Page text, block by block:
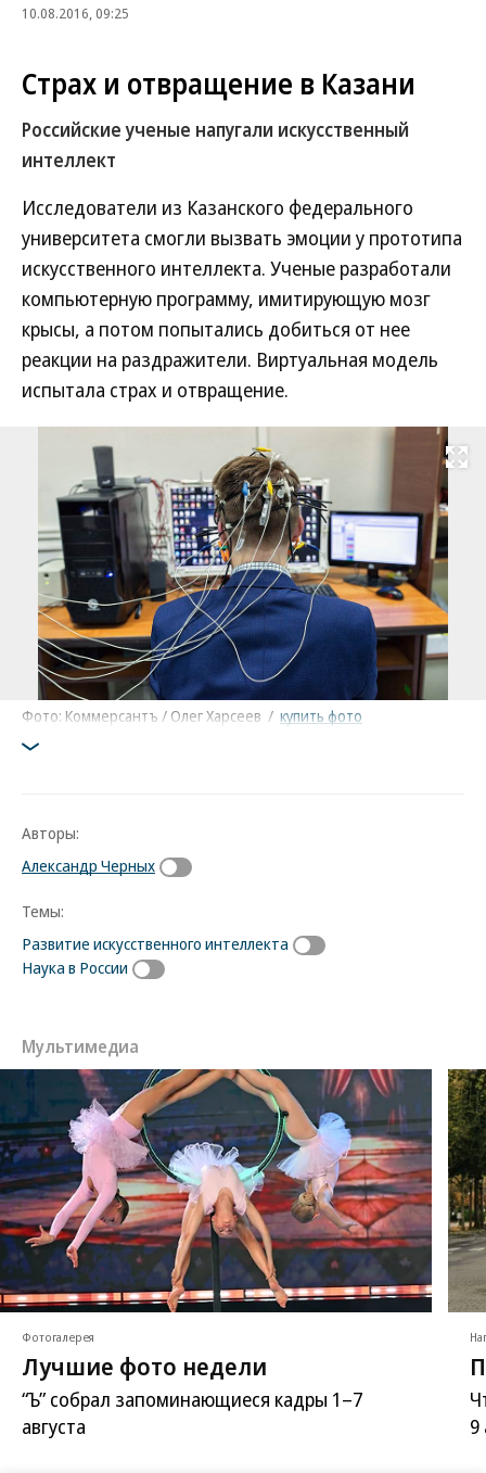
10.08.2016, 09:25
Страх и отвращение в Казани
Российские ученые напугали искусственный
интеллект
Исследователи из Казанского федерального
университета смогли вызвать эмоции у прототипа
искусственного интеллекта. Ученые разработали
компьютерную программу, имитирующую мозг
крысы, а потом попытались добиться от нее
реакции на раздражители. Виртуальная модель
испытала страх и отвращение.
Развернуть
Фото: Коммерсантъ / Олег Харсеев / купить фото
Авторы:
Александр Черных
Темы:
Развитие искусственного интеллекта
Наука в России
Мультимедиа
Фотогалерея
Лучшие фото недели
“Ъ” собрал запоминающиеся кадры 1–7
августа
9